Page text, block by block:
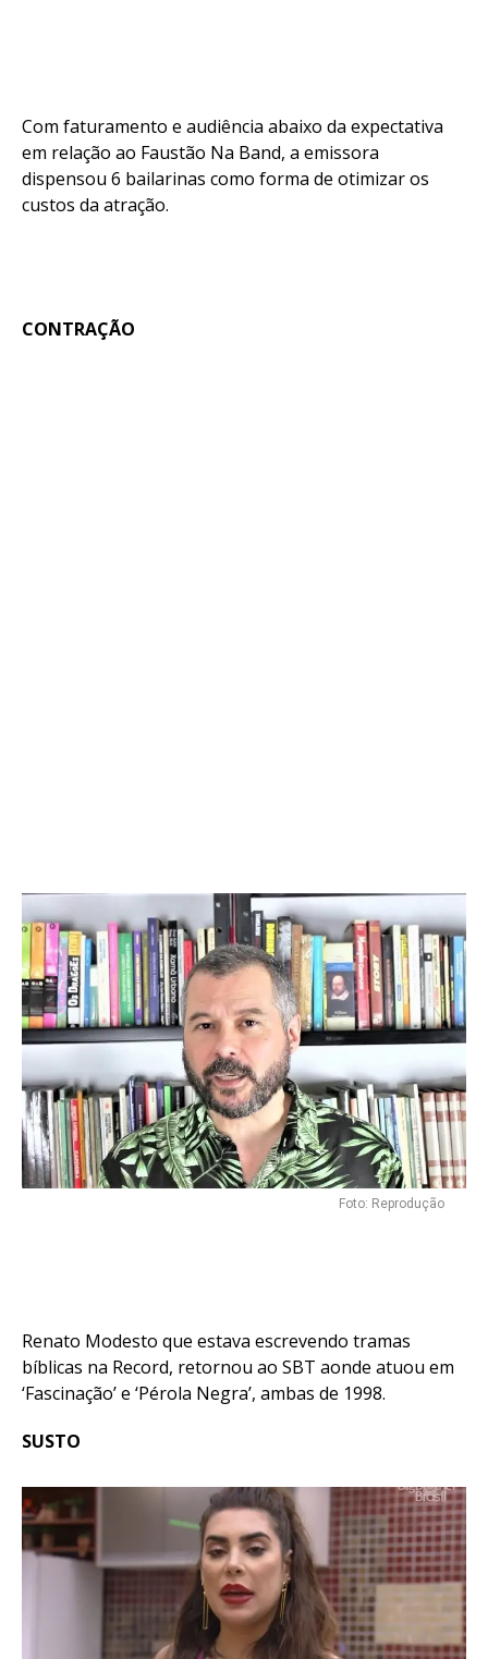
Com faturamento e audiência abaixo da expectativa
em relação ao Faustão Na Band, a emissora
dispensou 6 bailarinas como forma de otimizar os
custos da atração.
CONTRAÇÃO
Foto: Reprodução
Renato Modesto que estava escrevendo tramas
bíblicas na Record, retornou ao SBT aonde atuou em
‘Fascinação’ e ‘Pérola Negra’, ambas de 1998.
SUSTO